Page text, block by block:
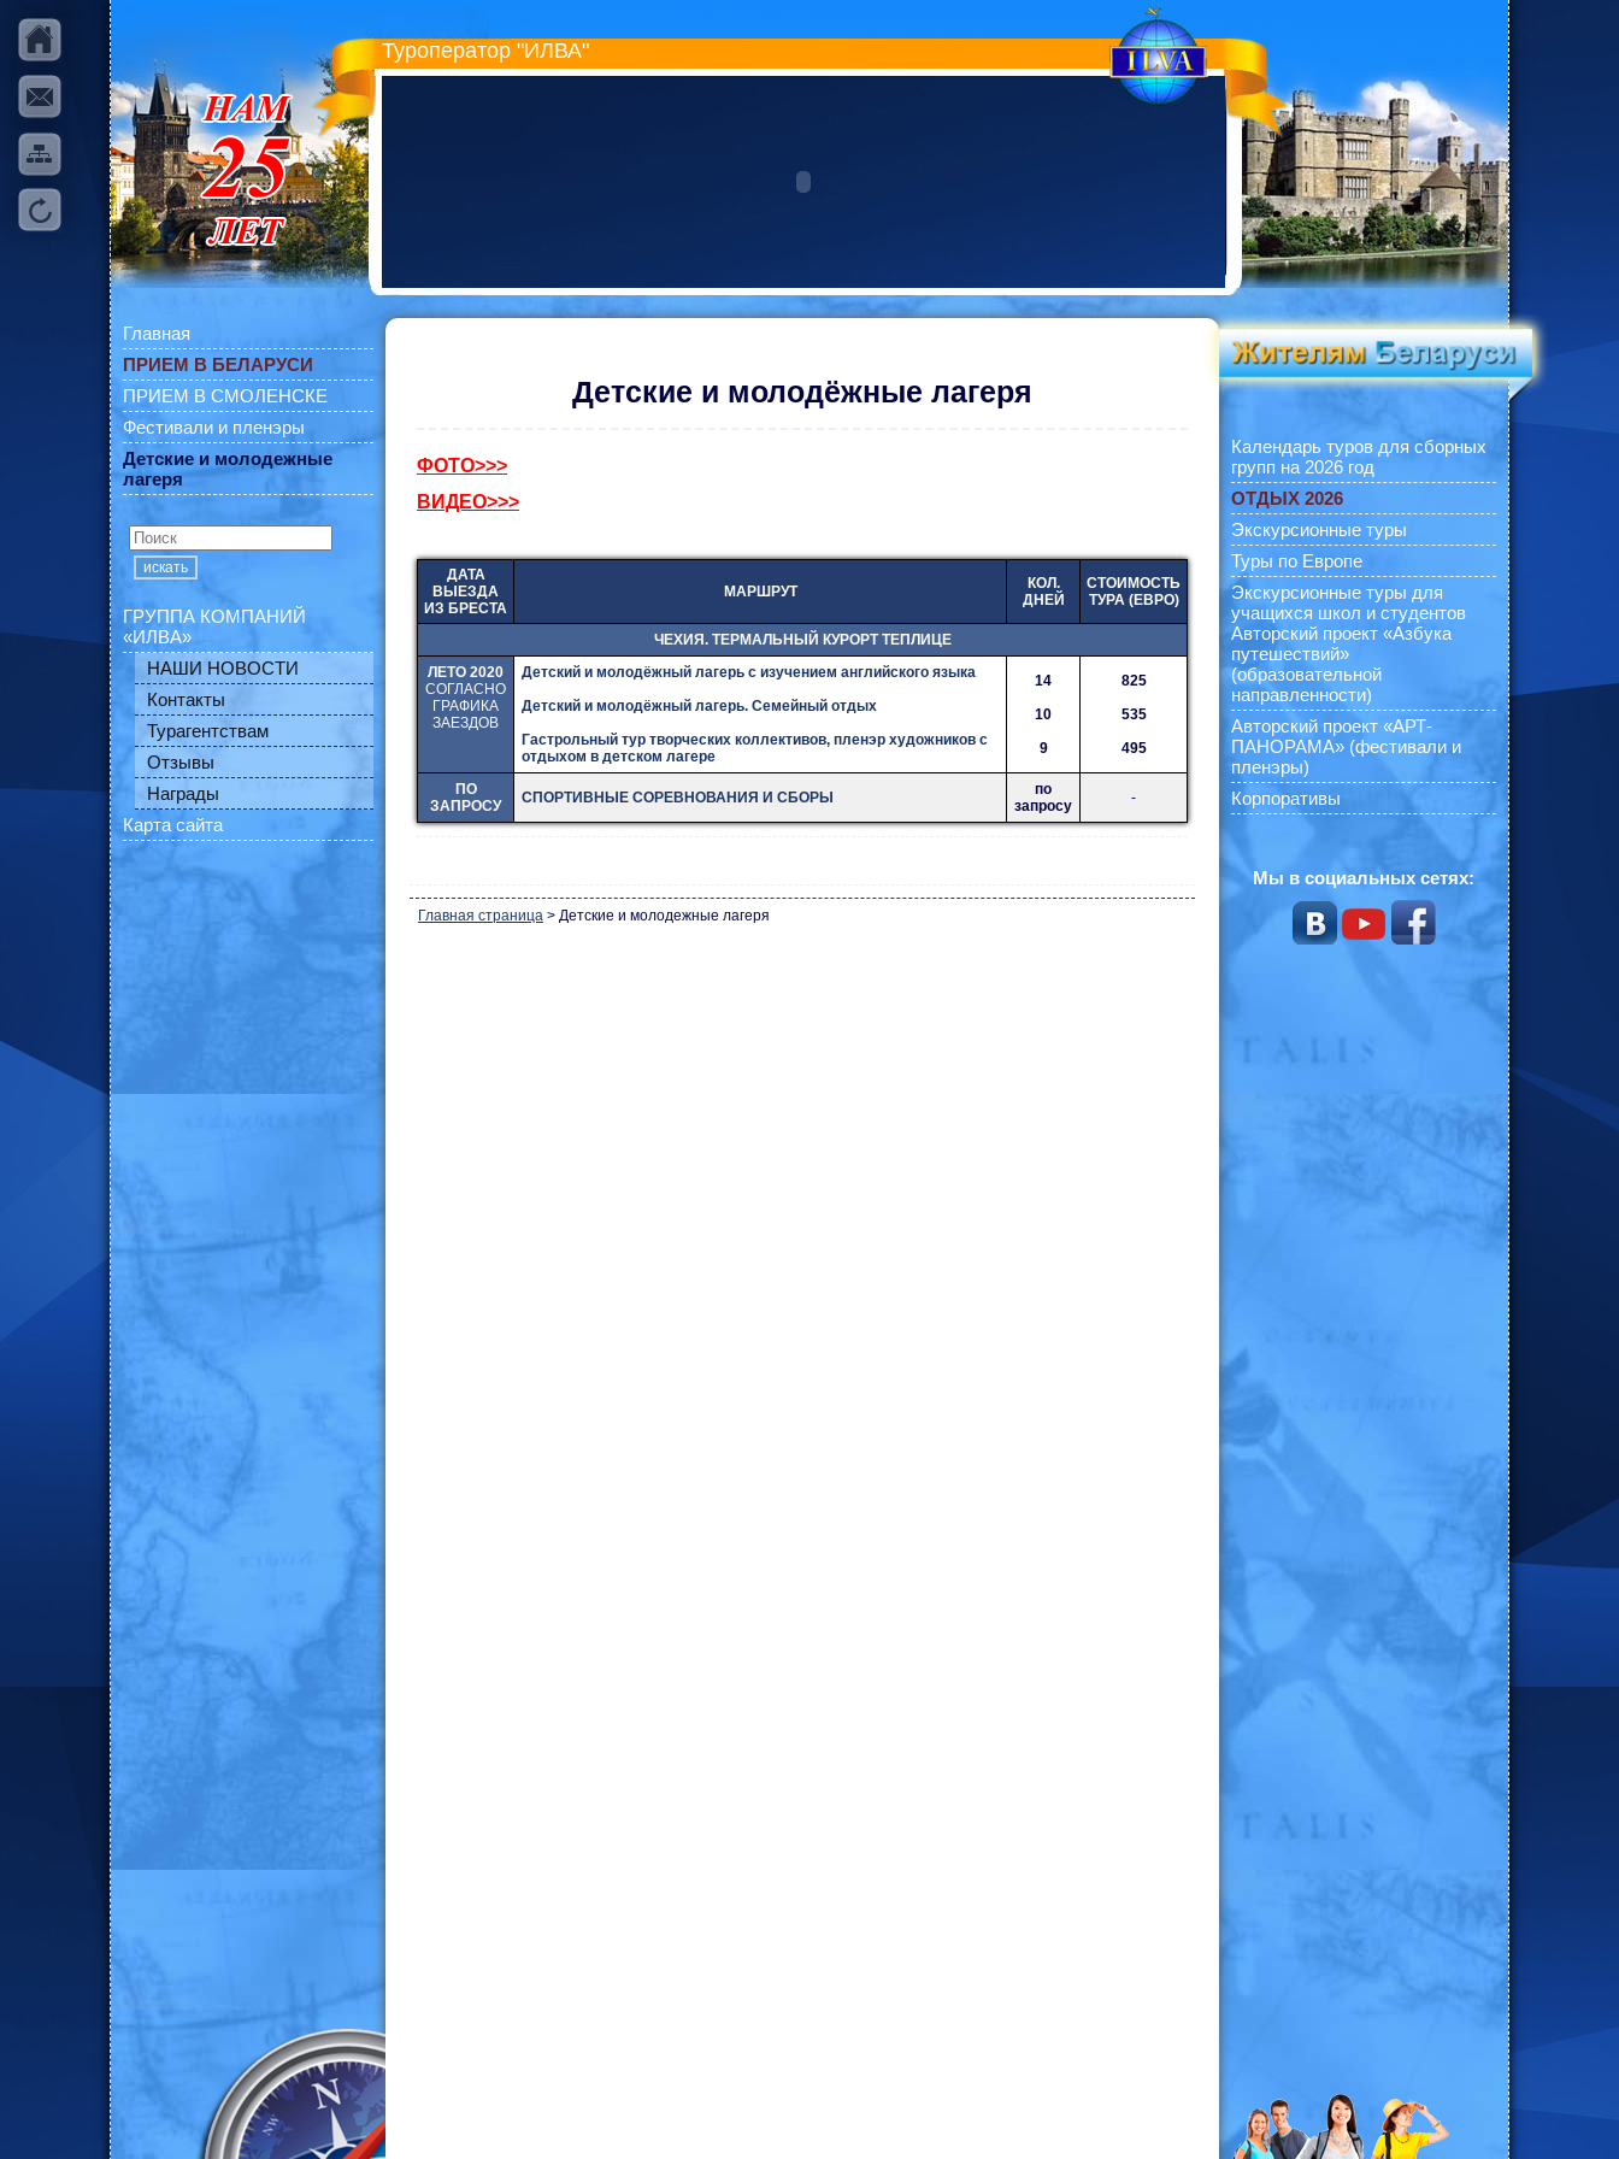
Туроператор "ИЛВА"
Главная
ПРИЕМ В БЕЛАРУСИ
ПРИЕМ В СМОЛЕНСКЕ
Фестивали и пленэры
Детские и молодежные
лагеря
искать
ГРУППА КОМПАНИЙ
«ИЛВА»
НАШИ НОВОСТИ
Контакты
Турагентствам
Отзывы
Награды
Карта сайта
Детские и молодёжные лагеря
ФОТО>>>
ВИДЕО>>>
ДАТА
ВЫЕЗДА
ИЗ БРЕСТА
МАРШРУТ
КОЛ.
ДНЕЙ
СТОИМОСТЬ
ТУРА (ЕВРО)
ЧЕХИЯ. ТЕРМАЛЬНЫЙ КУРОРТ ТЕПЛИЦЕ
ЛЕТО 2020
СОГЛАСНО
ГРАФИКА
ЗАЕЗДОВ
Детский и молодёжный лагерь с изучением английского языка
Детский и молодёжный лагерь. Семейный отдых
Гастрольный тур творческих коллективов, пленэр художников с
отдыхом в детском лагере
14
10
9
825
535
495
ПО
ЗАПРОСУ
СПОРТИВНЫЕ СОРЕВНОВАНИЯ И СБОРЫ
по
запросу
-
Главная страница > Детские и молодежные лагеря
Календарь туров для сборных
групп на 2026 год
ОТДЫХ 2026
Экскурсионные туры
Туры по Европе
Экскурсионные туры для
учащихся школ и студентов
Авторский проект «Азбука
путешествий»
(образовательной
направленности)
Авторский проект «АРТ-
ПАНОРАМА» (фестивали и
пленэры)
Корпоративы
Мы в социальных сетях: